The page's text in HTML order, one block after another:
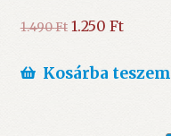
1.490Ft Original
was:
1.250 FtCurrent
is:
Kosárba teszem